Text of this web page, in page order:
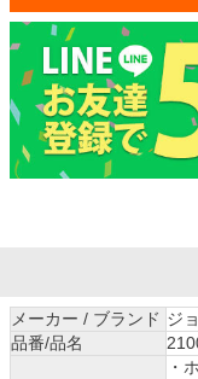
メーカー / ブランド ジ
品番/品名
・